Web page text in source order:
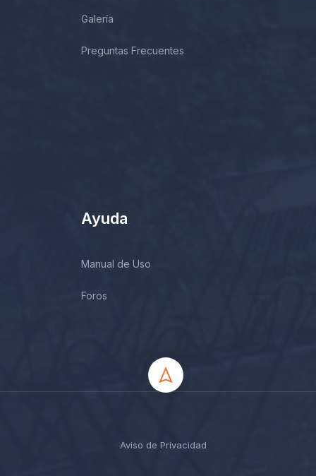
Galería
Preguntas Frecuentes
Ayuda
Manual de Uso
Foros
Aviso de Privacidad